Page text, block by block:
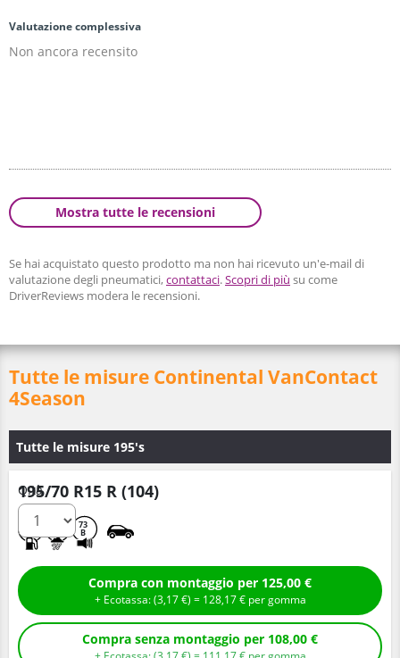
Valutazione complessiva
Non ancora recensito
Mostra tutte le recensioni
Se hai acquistato questo prodotto ma non hai ricevuto un'e-mail di
valutazione degli pneumatici,contattaci.Scopri di più su come
DriverReviews modera le recensioni.
Tutte le misure Continental VanContact
4Season
Tutte le misure 195's
195/70 R15 R (104)
73
B
Q.tà
Compra con montaggio per 125,00 €
+ Ecotassa: (3,17€ ) = 128,17€ per gomma
Compra senza montaggio per 108,00 €